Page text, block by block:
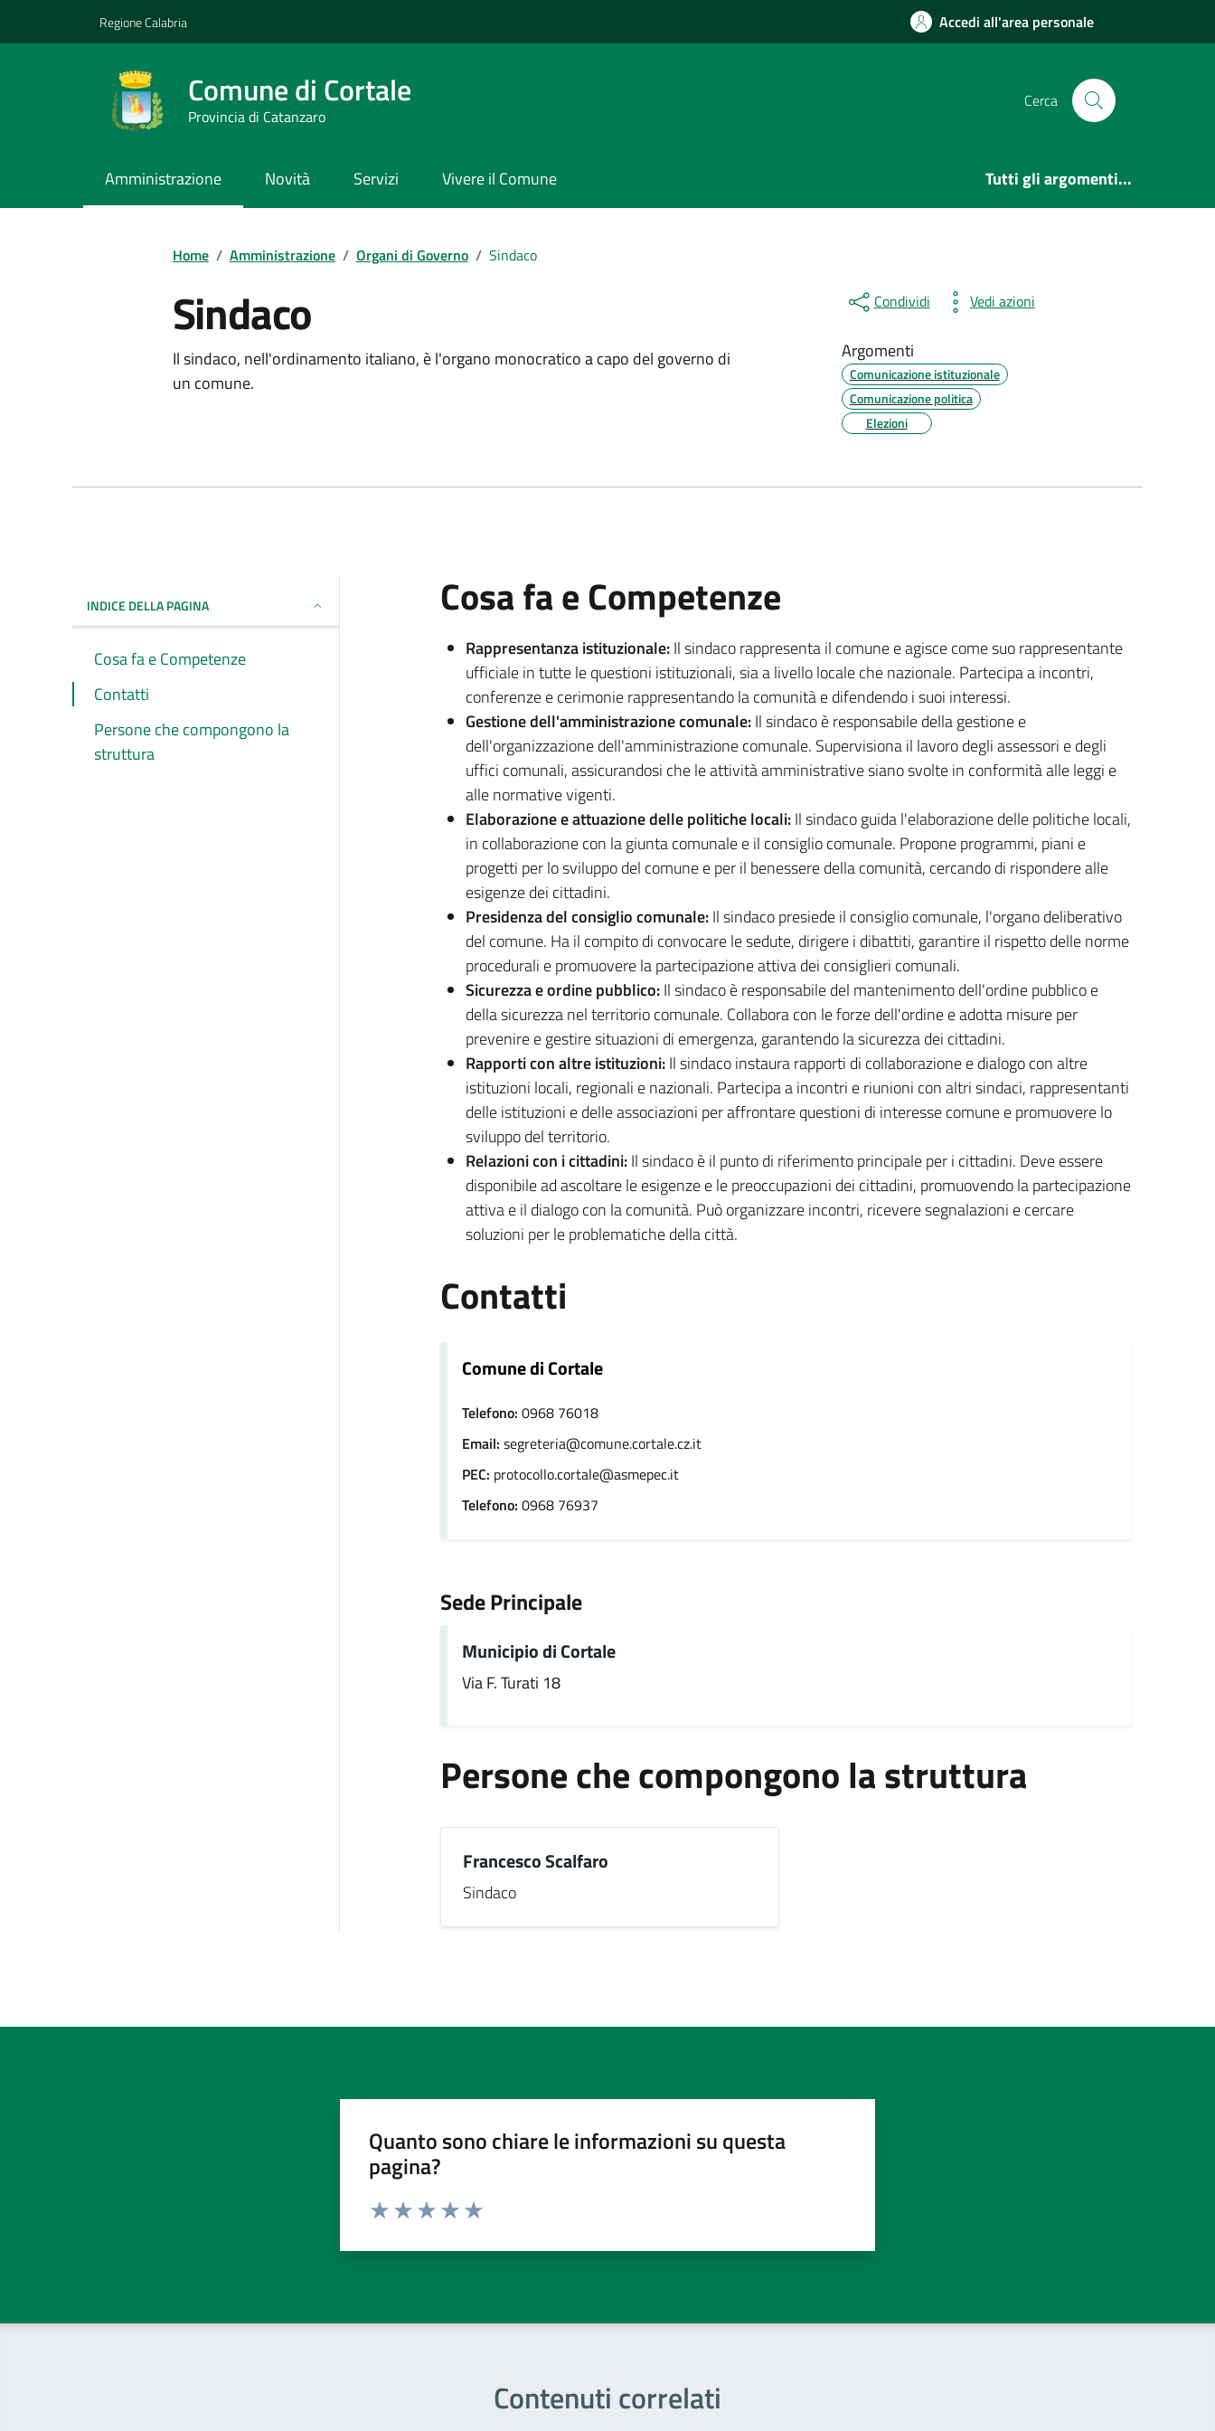
Regione Calabria Accedi all'area personale
Comune di Cortale
Provincia di Catanzaro
Cerca
Amministrazione Novità Servizi Vivere il Comune Tutti gli argomenti...
Home / Amministrazione / Organi di Governo / Sindaco
Sindaco
Il sindaco, nell'ordinamento italiano, è l'organo monocratico a capo del governo di
un comune.
Condividi Vedi azioni
Argomenti
Comunicazione istituzionale
Comunicazione politica
Elezioni
INDICE DELLA PAGINA
Cosa fa e Competenze
Contatti
Persone che compongono la
struttura
Cosa fa e Competenze
Rappresentanza istituzionale:Il sindaco rappresenta il comune e agisce come suo rappresentante
ufficiale in tutte le questioni istituzionali, sia a livello locale che nazionale. Partecipa a incontri,
conferenze e cerimonie rappresentando la comunità e difendendo i suoi interessi.
Gestione dell'amministrazione comunale:Il sindaco è responsabile della gestione e
dell'organizzazione dell'amministrazione comunale. Supervisiona il lavoro degli assessori e degli
uffici comunali, assicurandosi che le attività amministrative siano svolte in conformità alle leggi e
alle normative vigenti.
Elaborazione e attuazione delle politiche locali:Il sindaco guida l'elaborazione delle politiche locali,
in collaborazione con la giunta comunale e il consiglio comunale. Propone programmi, piani e
progetti per lo sviluppo del comune e per il benessere della comunità, cercando di rispondere alle
esigenze dei cittadini.
Presidenza del consiglio comunale:Il sindaco presiede il consiglio comunale, l'organo deliberativo
del comune. Ha il compito di convocare le sedute, dirigere i dibattiti, garantire il rispetto delle norme
procedurali e promuovere la partecipazione attiva dei consiglieri comunali.
Sicurezza e ordine pubblico:Il sindaco è responsabile del mantenimento dell'ordine pubblico e
della sicurezza nel territorio comunale. Collabora con le forze dell'ordine e adotta misure per
prevenire e gestire situazioni di emergenza, garantendo la sicurezza dei cittadini.
Rapporti con altre istituzioni:Il sindaco instaura rapporti di collaborazione e dialogo con altre
istituzioni locali, regionali e nazionali. Partecipa a incontri e riunioni con altri sindaci, rappresentanti
delle istituzioni e delle associazioni per affrontare questioni di interesse comune e promuovere lo
sviluppo del territorio.
Relazioni con i cittadini:Il sindaco è il punto di riferimento principale per i cittadini. Deve essere
disponibile ad ascoltare le esigenze e le preoccupazioni dei cittadini, promuovendo la partecipazione
attiva e il dialogo con la comunità. Può organizzare incontri, ricevere segnalazioni e cercare
soluzioni per le problematiche della città.
Contatti
Comune di Cortale
Telefono: 0968 76018
Email: segreteria@comune.cortale.cz.it
PEC: protocollo.cortale@asmepec.it
Telefono: 0968 76937
Sede Principale
Municipio di Cortale
Via F. Turati 18
Persone che compongono la struttura
Francesco Scalfaro
Sindaco
Quanto sono chiare le informazioni su questa
pagina?
Contenuti correlati